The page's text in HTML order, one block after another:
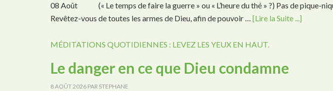
08 Août (« Le temps de faire la guerre » ou « L’heure du thé » ?) Pas de pique-
Revêtez-vous de toutes les armes de Dieu, afin de pouvoir … [Lire la Suite ...]
MÉDITATIONS QUOTIDIENNES : LEVEZ LES YEUX EN HAUT.
Le danger en ce que Dieu condamne
8 AOÛT 2026 PAR STEPHANE